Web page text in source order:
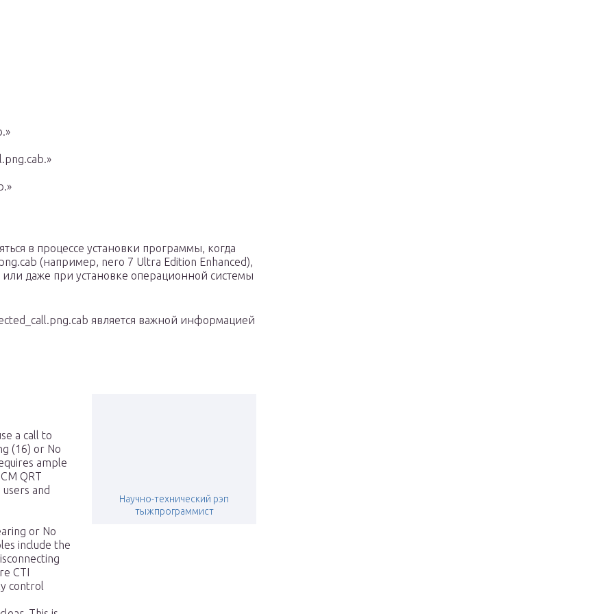
в процессе установки программы, когда
(например, nero 7 Ultra Edition Enhanced),
даже при установке операционной системы
является важной информацией
Научно-технический рэп
тыжпрограммист
a call to
(16) or No
ample
QRT
and
or No
include the
CTI
control